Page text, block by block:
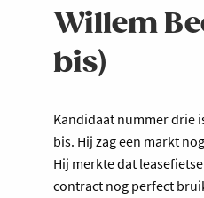
Willem
bis)
Kandidaat nummer drie
bis. Hij zag een markt
Hij merkte dat
contract nog perfect